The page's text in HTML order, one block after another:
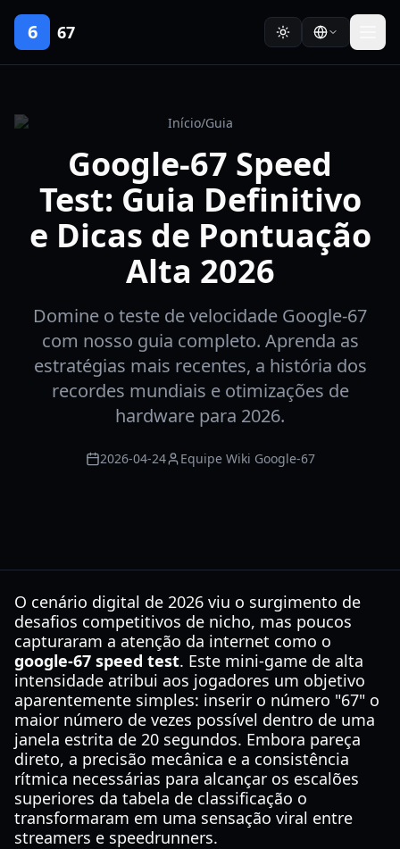
6 67
Início/Guia
Google-67 Speed
Test: Guia Definitivo
e Dicas de Pontuação
Alta 2026
Domine o teste de velocidade Google-67
com nosso guia completo. Aprenda as
estratégias mais recentes, a história dos
recordes mundiais e otimizações de
hardware para 2026.
2026-04-24 Equipe Wiki Google-67
O cenário digital de 2026 viu o surgimento de
desafios competitivos de nicho, mas poucos
capturaram a atenção da internet como o
google-67 speed test. Este mini-game de alta
intensidade atribui aos jogadores um objetivo
aparentemente simples: inserir o número "67" o
maior número de vezes possível dentro de uma
janela estrita de 20 segundos. Embora pareça
direto, a precisão mecânica e a consistência
rítmica necessárias para alcançar os escalões
superiores da tabela de classificação o
transformaram em uma sensação viral entre
streamers e speedrunners.